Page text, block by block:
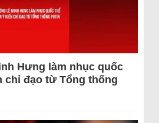
Hưng làm nhục quốc
chỉ đạo từ Tổng thống